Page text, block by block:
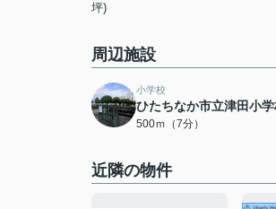
坪)
周辺施設
小学校
ひたちなか市立津田小
500ｍ（7分）
近隣の物件